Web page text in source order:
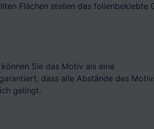
Flächen stellen das folienbeklebte
Sie das Motiv als eine
dass alle Abstände des
gelingt.